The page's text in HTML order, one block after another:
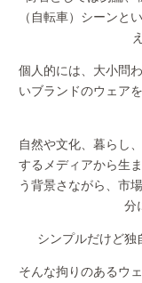
（自転車）シーンと
個人的には、大小問
いブランドのウェア
自然や文化、暮らし
するメディアから生
う背景さながら、市
分
シンプルだけど独
そんな拘りのあるウ